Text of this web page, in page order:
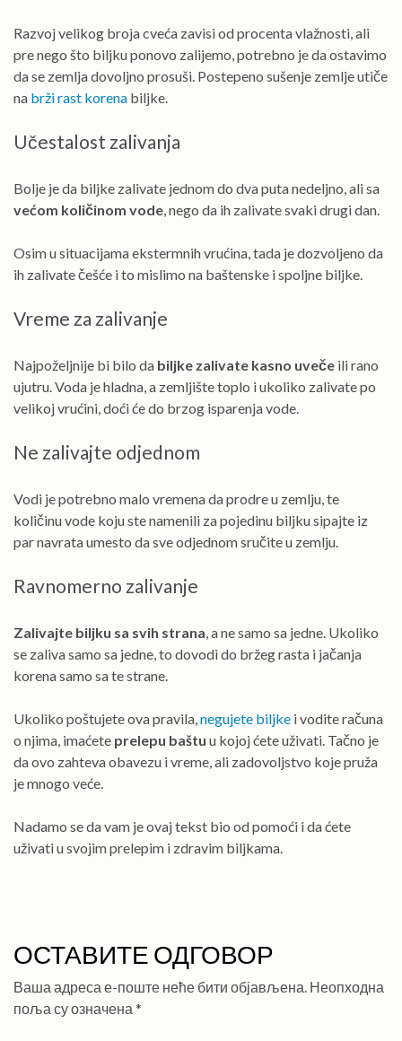
Razvoj velikog broja cveća zavisi od procenta vlažnosti, ali
pre nego što biljku ponovo zalijemo, potrebno je da ostavimo
da se zemlja dovoljno prosuši. Postepeno sušenje zemlje utiče
na brži rast korena biljke.
Učestalost zalivanja
Bolje je da biljke zalivate jednom do dva puta nedeljno, ali sa
većom količinom vode , nego da ih zalivate svaki drugi dan.
Osim u situacijama ekstermnih vrućina, tada je dozvoljeno da
ih zalivate češće i to mislimo na baštenske i spoljne biljke.
Vreme za zalivanje
Najpoželjnije bi bilo da biljke zalivate kasno uveče ili rano
ujutru. Voda je hladna, a zemljište toplo i ukoliko zalivate po
velikoj vrućini, doći će do brzog isparenja vode.
Ne zalivajte odjednom
Vodi je potrebno malo vremena da prodre u zemlju, te
količinu vode koju ste namenili za pojedinu biljku sipajte iz
par navrata umesto da sve odjednom sručite u zemlju.
Ravnomerno zalivanje
Zalivajte biljku sa svih strana , a ne samo sa jedne. Ukoliko
se zaliva samo sa jedne, to dovodi do bržeg rasta i jačanja
korena samo sa te strane.
Ukoliko poštujete ova pravila, negujete biljke i vodite računa
o njima, imaćete prelepu baštu u kojoj ćete uživati. Tačno je
da ovo zahteva obavezu i vreme, ali zadovoljstvo koje pruža
je mnogo veće.
Nadamo se da vam je ovaj tekst bio od pomoći i da ćete
uživati u svojim prelepim i zdravim biljkama.
ОСТАВИТЕ ОДГОВОР
Ваша адреса е-поште неће бити објављена. Неопходна
поља су означена *